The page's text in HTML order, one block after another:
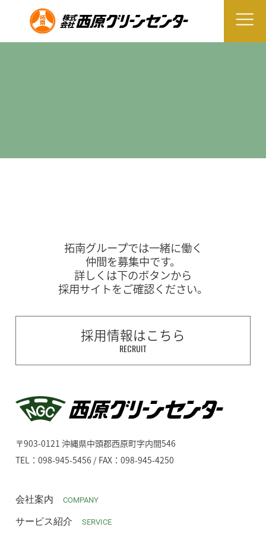
拓南グループでは一緒に働く
仲間を募集中です。
詳しくは下のボタンから
採用サイトをご確認ください。
採用情報はこちら
RECRUIT
〒903-0121 沖縄県中頭郡西原町字内間546
TEL：098-945-5456 / FAX：098-945-4250
会社案内 COMPANY
サービス紹介 SERVICE